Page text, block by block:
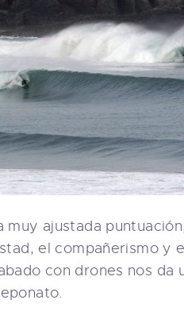
muy ajustada
el compañerismo y
con drones nos da